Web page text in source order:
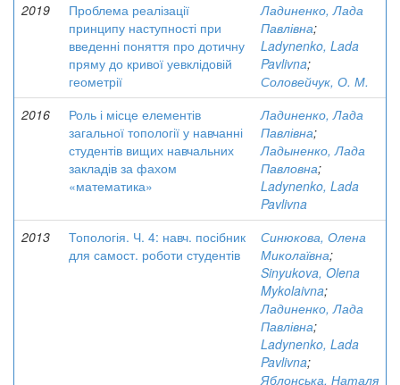
2019
Проблема реалізації
принципу наступності при
введенні поняття про дотичну
пряму до кривої уевклідовій
геометрії
Ладиненко, Лада
Павлівна;
Ladynenko, Lada
Pavlivna;
Соловейчук, О. М.
2016
Роль і місце елементів
загальної топології у навчанні
студентів вищих навчальних
закладів за фахом
«математика»
Ладиненко, Лада
Павлівна;
Ладыненко, Лада
Павловна;
Ladynenko, Lada
Pavlivna
2013
Топологія. Ч. 4: навч. посібник
для самост. роботи студентів
Синюкова, Олена
Миколаївна;
Sinyukova, Olena
Mykolaivna;
Ладиненко, Лада
Павлівна;
Ladynenko, Lada
Pavlivna;
Яблонська, Наталя